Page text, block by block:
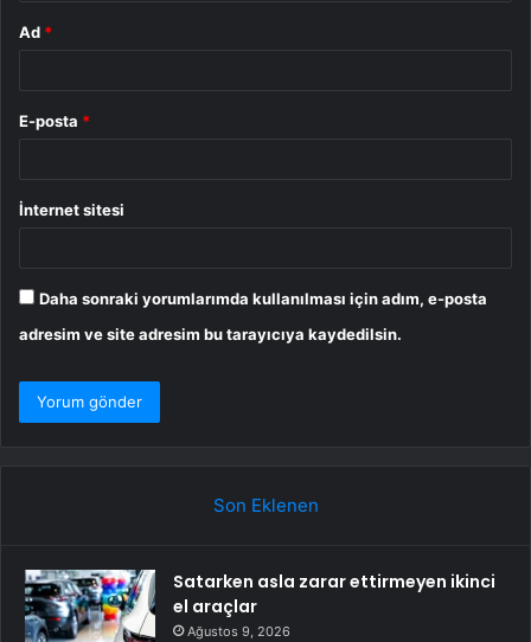
Ad *
E-posta *
İnternet sitesi
Daha sonraki yorumlarımda kullanılması için adım, e-posta
adresim ve site adresim bu tarayıcıya kaydedilsin.
Son Eklenen
Satarken asla zarar ettirmeyen ikinci
el araçlar
Ağustos 9, 2026